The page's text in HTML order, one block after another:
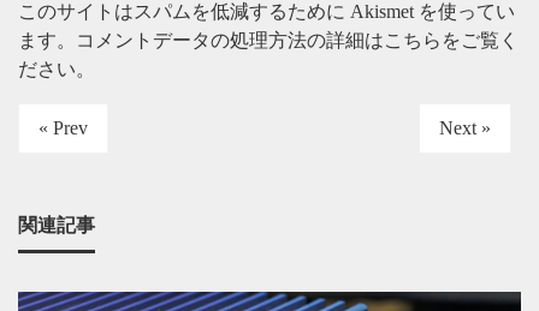
このサイトはスパムを低減するために Akismet を使ってい
ます。
コメントデータの処理方法の詳細はこちらをご覧く
ださい。
« Prev Next »
関連記事